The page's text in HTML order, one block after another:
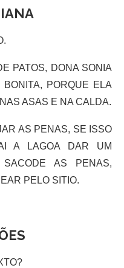
PATOS, DONA SONIA
PORQUE ELA
ASAS E NA CALDA.
AS PENAS, SE ISSO
A LAGOA DAR UM
AS PENAS,
PELO SITIO.